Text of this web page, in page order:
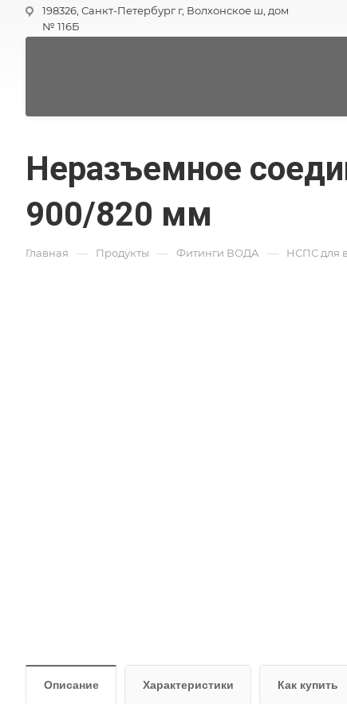
198326, Санкт-Петербург г, Волхонское ш, дом
№ 116Б
Неразъемное
900/820 мм
Главная — Продукты — Фитинги ВОДА — НСПС для
Описание Характеристики Как купить